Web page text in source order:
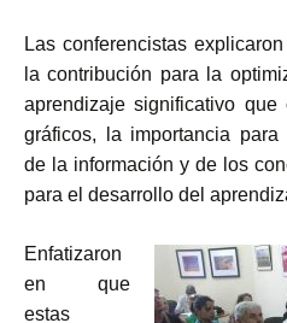
Las conferencistas
la contribución para la
aprendizaje significativo que
gráficos, la importancia para
de la información y de los
para el desarrollo del
Enfatizaron
en que
estas